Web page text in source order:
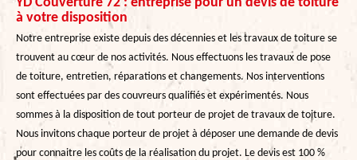
à votre disposition
Notre entreprise existe depuis des décennies et les travaux de toiture se
trouvent au cœur de nos activités. Nous effectuons les travaux de pose
de toiture, entretien, réparations et changements. Nos interventions
sont effectuées par des couvreurs qualifiés et expérimentés. Nous
sommes à la disposition de tout porteur de projet de travaux de toiture.
Nous invitons chaque porteur de projet à déposer une demande de devis
pour connaitre les coûts de la réalisation du projet. Le devis est 100 %